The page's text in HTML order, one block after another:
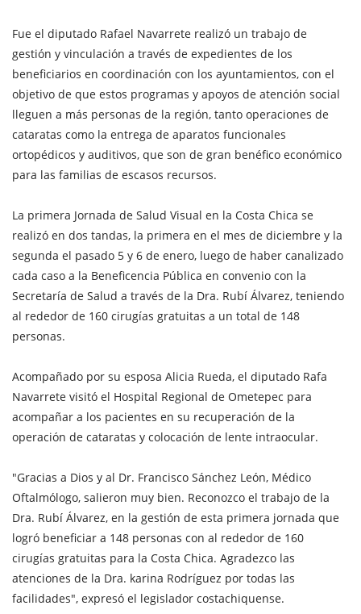
Fue el diputado Rafael Navarrete realizó un trabajo de
gestión y vinculación a través de expedientes de los
beneficiarios en coordinación con los ayuntamientos, con el
objetivo de que estos programas y apoyos de atención social
lleguen a más personas de la región, tanto operaciones de
cataratas como la entrega de aparatos funcionales
ortopédicos y auditivos, que son de gran benéfico económico
para las familias de escasos recursos.
La primera Jornada de Salud Visual en la Costa Chica se
realizó en dos tandas, la primera en el mes de diciembre y la
segunda el pasado 5 y 6 de enero, luego de haber canalizado
cada caso a la Beneficencia Pública en convenio con la
Secretaría de Salud a través de la Dra. Rubí Álvarez, teniendo
al rededor de 160 cirugías gratuitas a un total de 148
personas.
Acompañado por su esposa Alicia Rueda, el diputado Rafa
Navarrete visitó el Hospital Regional de Ometepec para
acompañar a los pacientes en su recuperación de la
operación de cataratas y colocación de lente intraocular.
"Gracias a Dios y al Dr. Francisco Sánchez León, Médico
Oftalmólogo, salieron muy bien. Reconozco el trabajo de la
Dra. Rubí Álvarez, en la gestión de esta primera jornada que
logró beneficiar a 148 personas con al rededor de 160
cirugías gratuitas para la Costa Chica. Agradezco las
atenciones de la Dra. karina Rodríguez por todas las
facilidades", expresó el legislador costachiquense.